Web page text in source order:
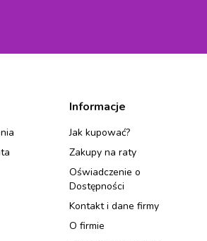
Informacje
Jak kupować?
Zakupy na raty
Oświadczenie o
Dostępności
Kontakt i dane firmy
O firmie